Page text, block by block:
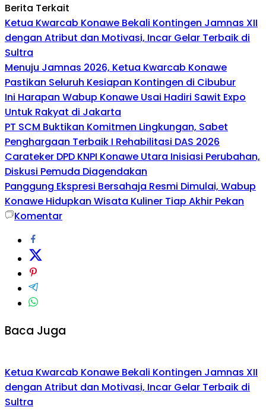
Berita Terkait
Ketua Kwarcab Konawe Bekali Kontingen Jamnas XII
dengan Atribut dan Motivasi, Incar Gelar Terbaik di
Sultra
Menuju Jamnas 2026, Ketua Kwarcab Konawe
Pastikan Seluruh Kesiapan Kontingen di Cibubur
Ini Harapan Wabup Konawe Usai Hadiri Sawit Expo
Untuk Rakyat di Jakarta
PT SCM Buktikan Komitmen Lingkungan, Sabet
Penghargaan Terbaik I Rehabilitasi DAS 2026
Carateker DPD KNPI Konawe Utara Inisiasi Perubahan,
Diskusi Pemuda Diagendakan
Panggung Ekspresi Bersahaja Resmi Dimulai, Wabup
Konawe Hidupkan Wisata Kuliner Tiap Akhir Pekan
Komentar
Baca Juga
Ketua Kwarcab Konawe Bekali Kontingen Jamnas XII
dengan Atribut dan Motivasi, Incar Gelar Terbaik di
Sultra